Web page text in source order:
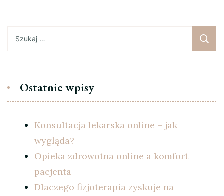
Ostatnie wpisy
Konsultacja lekarska online – jak
wygląda?
Opieka zdrowotna online a komfort
pacjenta
Dlaczego fizjoterapia zyskuje na